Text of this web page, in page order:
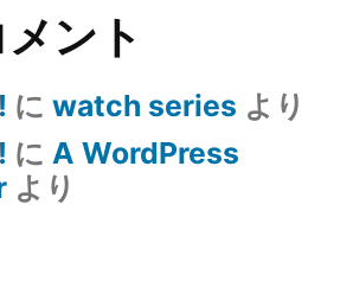
ント
に watch series より
に A WordPress
より